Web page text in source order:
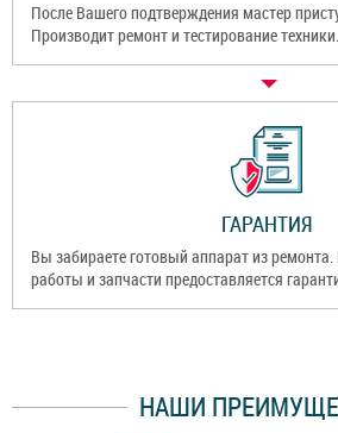
После Вашего подтверждения мастер
Производит ремонт и тестирование техники.
ГАРАНТИЯ
Вы забираете готовый аппарат из
работы и запчасти предоставляется
НАШИ